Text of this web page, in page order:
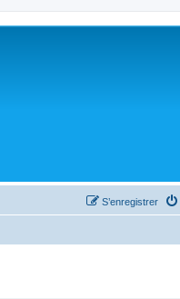
S’enregistrer